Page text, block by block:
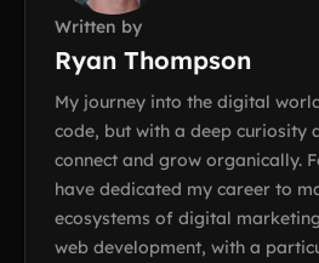
Written by
Ryan Thompson
My journey into the digital
code, but with a deep curiosity
connect and grow organically.
have dedicated my career to
ecosystems of digital
web development, with a